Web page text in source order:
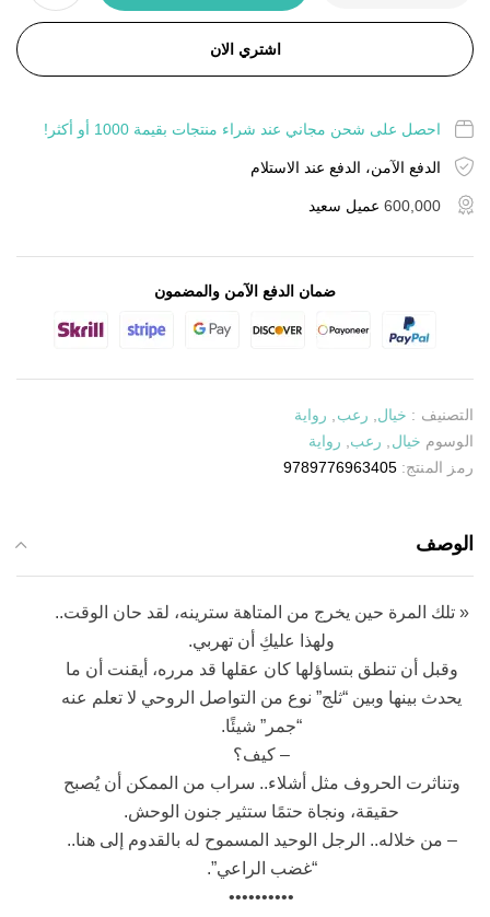
اشتري الان
احصل على شحن مجاني عند شراء منتجات بقيمة 1000 أو أكثر!
الدفع الآمن، الدفع عند الاستلام
600,000 عميل سعيد
ضمان الدفع الآمن والمضمون
التصنيف : خيال, رعب, رواية
الوسوم خيال, رعب, رواية
رمز المنتج: 9789776963405
الوصف
« تلك المرة حين يخرج من المتاهة سترينه، لقد حان الوقت..
ولهذا عليكِ أن تهربي.
وقبل أن تنطق بتساؤلها كان عقلها قد مرره، أيقنت أن ما
يحدث بينها وبين “ثلج” نوع من التواصل الروحي لا تعلم عنه
“جمر” شيئًا.
– كيف؟
وتناثرت الحروف مثل أشلاء.. سراب من الممكن أن يُصبح
حقيقة، ونجاة حتمًا ستثير جنون الوحش.
– من خلاله.. الرجل الوحيد المسموح له بالقدوم إلى هنا..
“غضب الراعي”.
••••••••••